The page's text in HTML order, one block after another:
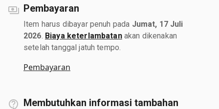
Pembayaran
Item harus dibayar penuh pada Jumat, 17 Juli
2026 Biaya keterlambatanakan dikenakan
setelah tanggal jatuh tempo.
Pembayaran
Membutuhkan informasi tambahan